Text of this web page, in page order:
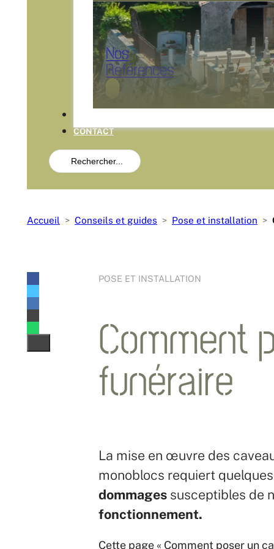
Nos
Références
CONTACT
Search
...
Accueil Conseils et guides Pose et installation
POSE ET INSTALLATION
Comment
funéraire
La mise en œuvre des
monoblocs requiert
dommagessusceptibles de
fonctionnement.
Cette page « Comment poser un